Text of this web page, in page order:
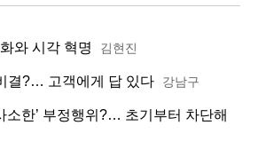
와 시각 혁명 김현진
결?… 고객에게 답 있다 강남구
소한’ 부정행위?… 초기부터 차단해